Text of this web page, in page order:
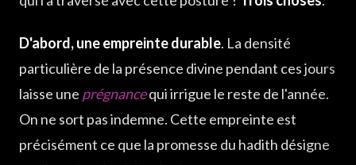
D'abord, une empreinte durable. La densité
particulière de la présence divine pendant ces jours
laisse une prégnancequi irrigue le reste de l'année.
On ne sort pas indemne. Cette empreinte est
précisément ce que la promesse du hadith désigne